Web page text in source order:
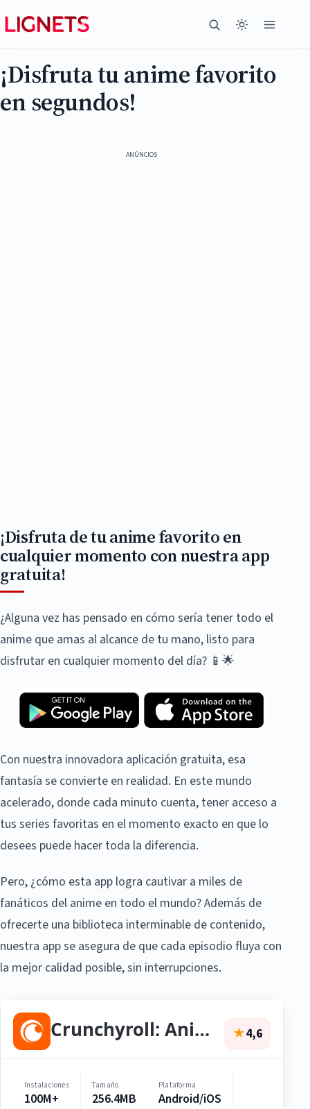
¡Disfruta tu anime favorito
en segundos!
ANÚNCIOS
¡Disfruta de tu anime favorito en
cualquier momento con nuestra app
gratuita!
¿Alguna vez has pensado en cómo sería tener todo el
anime que amas al alcance de tu mano, listo para
disfrutar en cualquier momento del día? 📱🌟
Con nuestra innovadora aplicación gratuita, esa
fantasía se convierte en realidad. En este mundo
acelerado, donde cada minuto cuenta, tener acceso a
tus series favoritas en el momento exacto en que lo
desees puede hacer toda la diferencia.
Pero, ¿cómo esta app logra cautivar a miles de
fanáticos del anime en todo el mundo? Además de
ofrecerte una biblioteca interminable de contenido,
nuestra app se asegura de que cada episodio fluya con
la mejor calidad posible, sin interrupciones.
Crunchyroll: Anime Streaming ★4,6
Instalaciones
100M+
Tamaño
256.4MB
Plataforma
Android/iOS